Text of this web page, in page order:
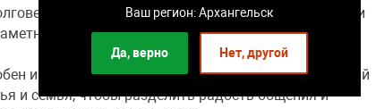
Ваш регион: Архангельск
Да, верно Нет, другой
и легкость в уходе. Лаконичная форма и
акцентом в комнате.<br>
и функционален, но и придает помещению особый
и семья, чтобы разделить радость общения и